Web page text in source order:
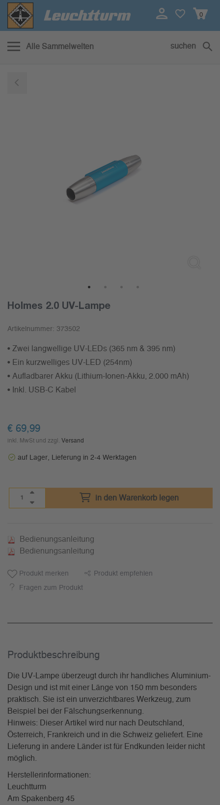
0
Alle Sammelwelten suchen
Holmes 2.0 UV-Lampe
Artikelnummer: 373502
• Zwei langwellige UV-LEDs (365 nm & 395 nm)
• Ein kurzwelliges UV-LED (254nm)
• Aufladbarer Akku (Lithium-Ionen-Akku, 2.000 mAh)
• Inkl. USB-C Kabel
€ 69,99
inkl. MwSt und zzgl. Versand
auf Lager, Lieferung in 2-4 Werktagen
in den Warenkorb legen
Bedienungsanleitung
Bedienungsanleitung
Produkt merken Produkt empfehlen
Fragen zum Produkt
Produkt­beschreibung
Die UV-Lampe überzeugt durch ihr handliches Aluminium-
Design und ist mit einer Länge von 150 mm besonders
praktisch. Sie ist ein unverzichtbares Werkzeug, zum
Beispiel bei der Fälschungserkennung.
Hinweis: Dieser Artikel wird nur nach Deutschland,
Österreich, Frankreich und in die Schweiz geliefert. Eine
Lieferung in andere Länder ist für Endkunden leider nicht
möglich.
Herstellerinformationen:
Leuchtturm
Am Spakenberg 45